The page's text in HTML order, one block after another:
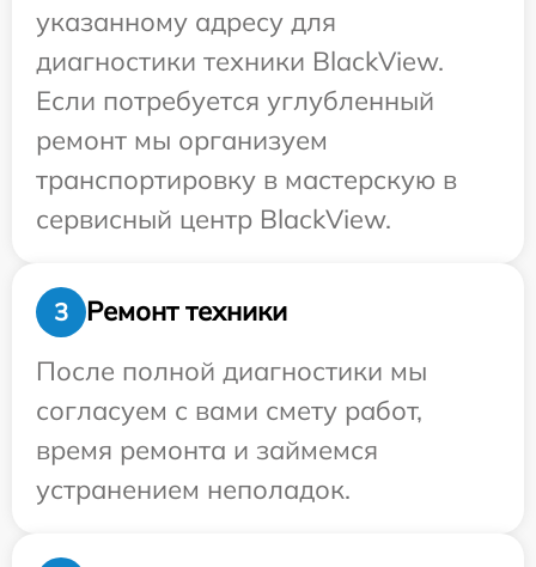
указанному адресу для
диагностики техники BlackView.
Если потребуется углубленный
ремонт мы организуем
транспортировку в мастерскую в
сервисный центр BlackView.
3
Ремонт техники
После полной диагностики мы
согласуем с вами смету работ,
время ремонта и займемся
устранением неполадок.